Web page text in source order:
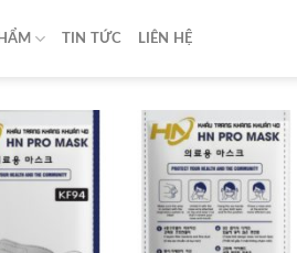
TIN TỨC LIÊN HỆ